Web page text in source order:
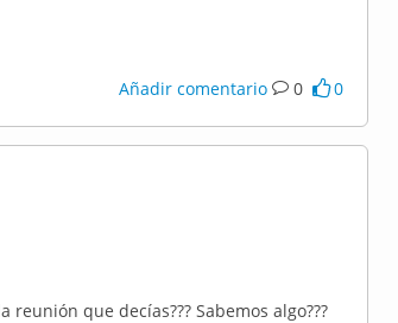
Añadir comentario 0 0
que decías??? Sabemos algo???